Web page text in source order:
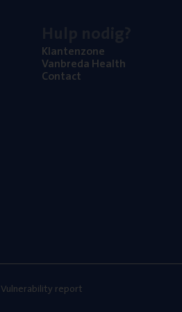
Klan­ten­zo­ne
Van­b­re­da Health
Con­tact
Vulnerability report